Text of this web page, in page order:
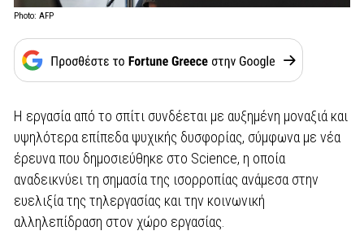
Photo: AFP
Η εργασία από το σπίτι συνδέεται με αυξημένη μοναξιά και
υψηλότερα επίπεδα ψυχικής δυσφορίας, σύμφωνα με νέα
έρευνα που δημοσιεύθηκε στο Science, η οποία
αναδεικνύει τη σημασία της ισορροπίας ανάμεσα στην
ευελιξία της τηλεργασίας και την κοινωνική
αλληλεπίδραση στον χώρο εργασίας.